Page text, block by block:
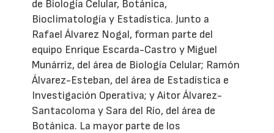
de Biología Celular, Botánica,
Bioclimatología y Estadística. Junto a
Rafael Álvarez Nogal, forman parte del
equipo Enrique Escarda-Castro y Miguel
Munárriz, del área de Biología Celular; Ramón
Álvarez-Esteban, del área de Estadística e
Investigación Operativa; y Aitor Álvarez-
Santacoloma y Sara del Río, del área de
Botánica. La mayor parte de los